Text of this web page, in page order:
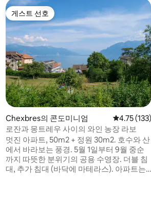
점 만점), 후기 152개
게스트 선호
게스트 선호
Chexbres의 콘도미니엄 평점 4.75
4.75 (133)
로잔과 몽트레우 사이의 와인 농장 라보
멋진 아파트, 50m2 + 정원 30m2. 호수와 산
에서 바라보는 풍경. 5월 1일부터 9월 중순
까지 따뜻한 분위기의 공용 수영장. 더블 침
대, 추가 침대 (바닥에 마테라스). 아파트는